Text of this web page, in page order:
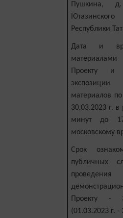
Пушкина,
Республики
Дата и
Проекту и
материалов
30.03.2023 г.
минут до
московскому
Срок
публичных
проведения
Проекту -
(01.03.2023 г. -